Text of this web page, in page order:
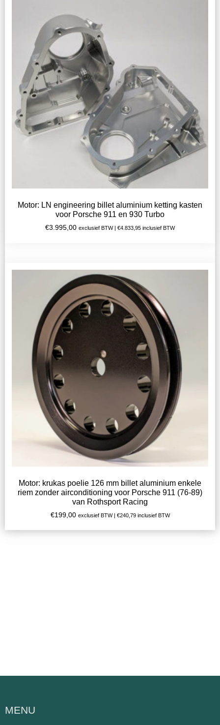
Motor: LN engineering billet aluminium ketting kasten
voor Porsche 911 en 930 Turbo
€3.995,00 exclusief BTW | €4.833,95 inclusief BTW
Motor: krukas poelie 126 mm billet aluminium enkele
riem zonder airconditioning voor Porsche 911 (76-89)
van Rothsport Racing
€199,00 exclusief BTW | €240,79inclusief BTW
MENU